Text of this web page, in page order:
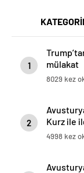
1
mülakat
8029 kez
2
Kurz ile
4998 kez